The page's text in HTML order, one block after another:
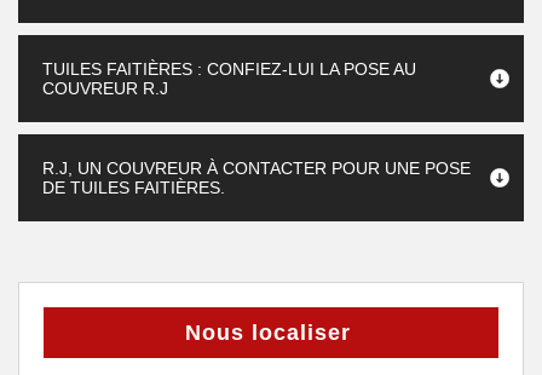
TUILES FAITIÈRES : CONFIEZ-LUI LA POSE AU
COUVREUR R.J
R.J, UN COUVREUR À CONTACTER POUR UNE POSE
DE TUILES FAITIÈRES.
Nous localiser